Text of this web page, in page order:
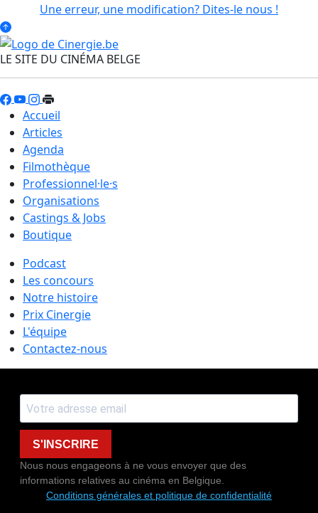
Une erreur, une modification? Dites-le nous !
LE SITE DU CINÉMA BELGE
Accueil
Articles
Agenda
Filmothèque
Professionnel·le·s
Organisations
Castings & Jobs
Boutique
Podcast
Les concours
Notre histoire
Prix Cinergie
L'équipe
Contactez-nous
S'INSCRIRE
Nous nous engageons à ne vous envoyer que des
informations relatives au cinéma en Belgique.
Conditions générales et politique de confidentialité